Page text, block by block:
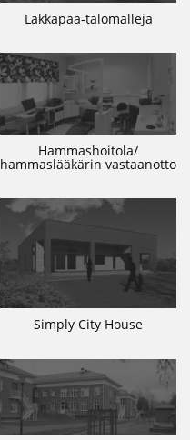
Lakkapää-talomalleja
Hammashoitola/
hammaslääkärin vastaanotto
Simply City House